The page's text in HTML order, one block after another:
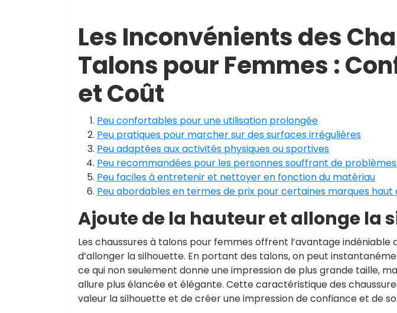
Les Inconvénients des
Talons pour Femmes :
et Coût
Peu confortables pour une utilisation prolongée
Peu pratiques pour marcher sur des surfaces irrégulières
Peu adaptées aux activités physiques ou sportives
Peu recommandées pour les personnes souffrant de
Peu faciles à entretenir et nettoyer en fonction du matériau
Peu abordables en termes de prix pour certaines marques haut
Ajoute de la hauteur et allonge la
Les chaussures à talons pour femmes offrent l’avantage indéniable
d’allonger la silhouette. En portant des talons, on peut
ce qui non seulement donne une impression de plus grande taille,
allure plus élancée et élégante. Cette caractéristique des
valeur la silhouette et de créer une impression de confiance et de